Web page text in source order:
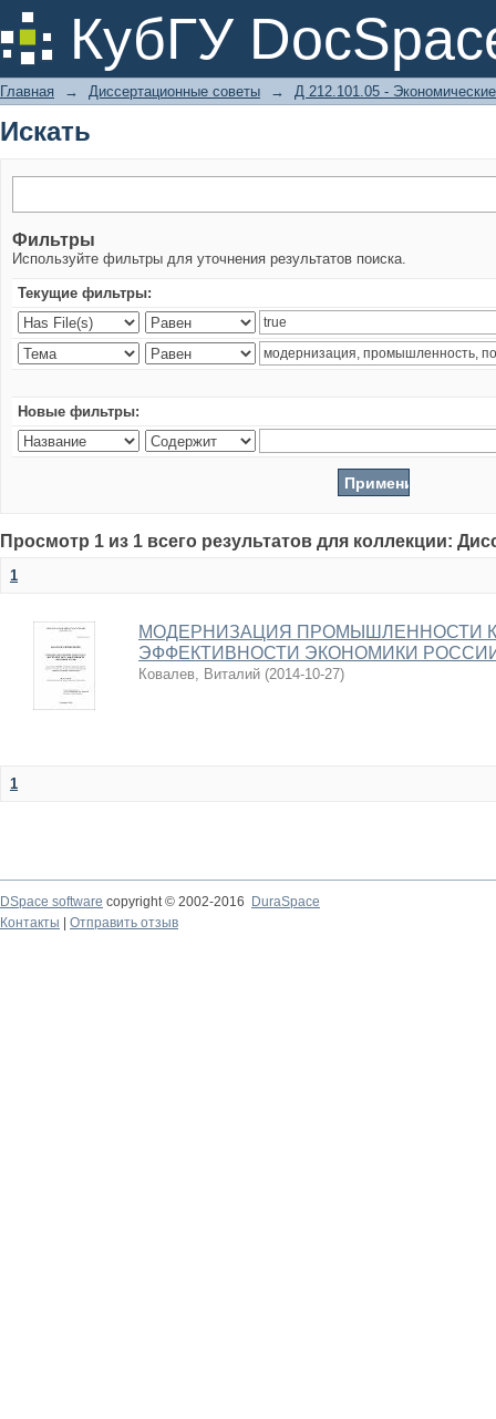
КубГУ
Искать
Главная → Диссертационные советы → Д 212.101.05 -
Искать
Фильтры
Используйте фильтры для уточнения результатов поиска.
Текущие фильтры:
Новые фильтры:
Просмотр 1 из 1 всего результатов для коллекции:
1
МОДЕРНИЗАЦИЯ ПРОМЫШЛЕННОСТИ
ЭФФЕКТИВНОСТИ ЭКОНОМИКИ
Ковалев, Виталий (2014-10-27)
1
DSpace software copyright © 2002-2016
DuraSpace
Контакты
Отправить отзыв